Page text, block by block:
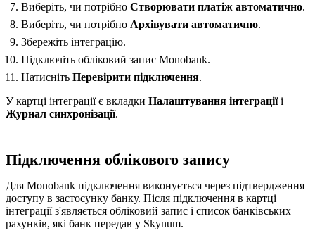
Виберіть, чи потрібно Створювати платіж автоматично.
Виберіть, чи потрібно Архівувати автоматично.
Збережіть інтеграцію.
Підключіть обліковий запис Monobank.
Натисніть Перевірити підключення.
У картці інтеграції є вкладки Налаштування інтеграціїі
Журнал синхронізації.
Підключення облікового запису
Для Monobank підключення виконується через підтвердження
доступу в застосунку банку. Після підключення в картці
інтеграції з'являється обліковий запис і список банківських
рахунків, які банк передав у Skynum.